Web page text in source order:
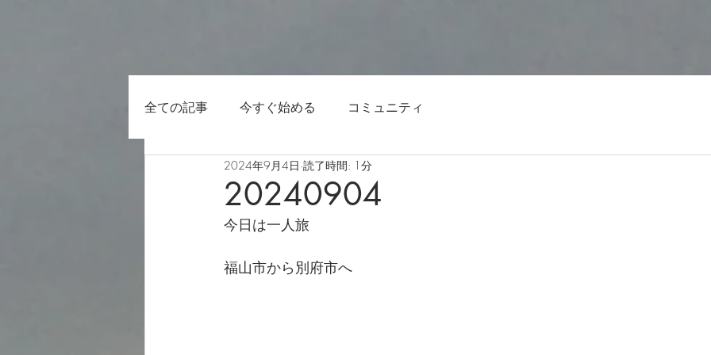
全ての記事 今すぐ始める コミュニティ
20240904
2024年9月4日 読了時間: 1分
今日は一人旅
福山市から別府市へ